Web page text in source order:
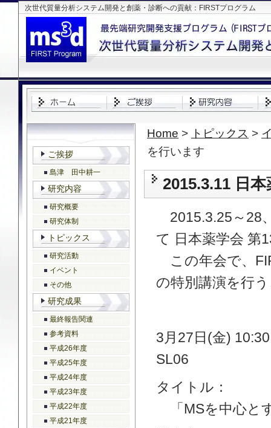
次世代質量分析システム開発と創薬・診断への貢献：FIRSTプログラム
Home > トピックス >
を行います
2015.3.11 日
2015.3.25～28
て 日本薬学会 第
この年会で、
の特別講演を行
3月27日(金)
SL06
タイトル：
「MSを中心と
ご挨拶
島津 田中耕一
研究内容
研究概要
研究体制
トピックス
研究活動
イベント
その他
研究成果
最終報告関連
参考資料
平成26年度
平成25年度
平成24年度
平成23年度
平成22年度
平成21年度